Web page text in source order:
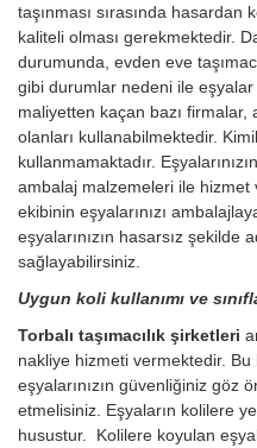
taşınması sırasında hasardan
kaliteli olması gerekmektedir.
durumunda, evden eve
gibi durumlar nedeni ile
maliyetten kaçan bazı
olanları kullanabilmektedir.
kullanmamaktadır.
ambalaj malzemeleri ile hizmet
ekibinin eşyalarınızı
eşyalarınızın hasarsız şekilde
sağlayabilirsiniz.
Uygun koli kullanımı ve
Torbalı taşımacılık şirketleri
nakliye hizmeti vermektedir.
eşyalarınızın güvenliğiniz göz
etmelisiniz. Eşyaların kolilere
husustur. Kolilere koyulan